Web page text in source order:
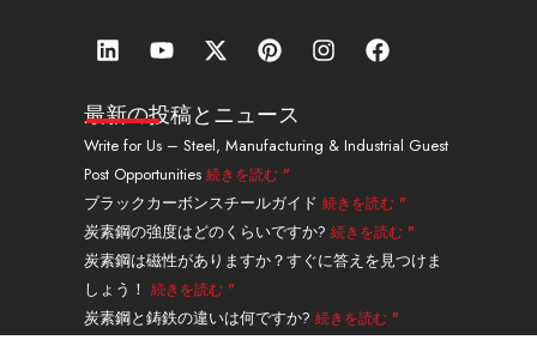
リ
ン
ト
イ
ン
Y
o
t
u
b
e
エ
ッ
ス
・
ツ
イ
ッ
タ
ー
ピ
ン
レ
ス
ト
イ
ン
グ
ラ
フ
ェ
ブ
ッ
最新の投稿とニュース
Write for Us – Steel, Manufacturing & Industrial Guest
Post Opportunities 続きを読む "
ブラックカーボンスチールガイド 続きを読む "
炭素鋼の強度はどのくらいですか? 続きを読む "
炭素鋼は磁性がありますか？すぐに答えを見つけま
しょう！ 続きを読む "
炭素鋼と鋳鉄の違いは何ですか? 続きを読む "